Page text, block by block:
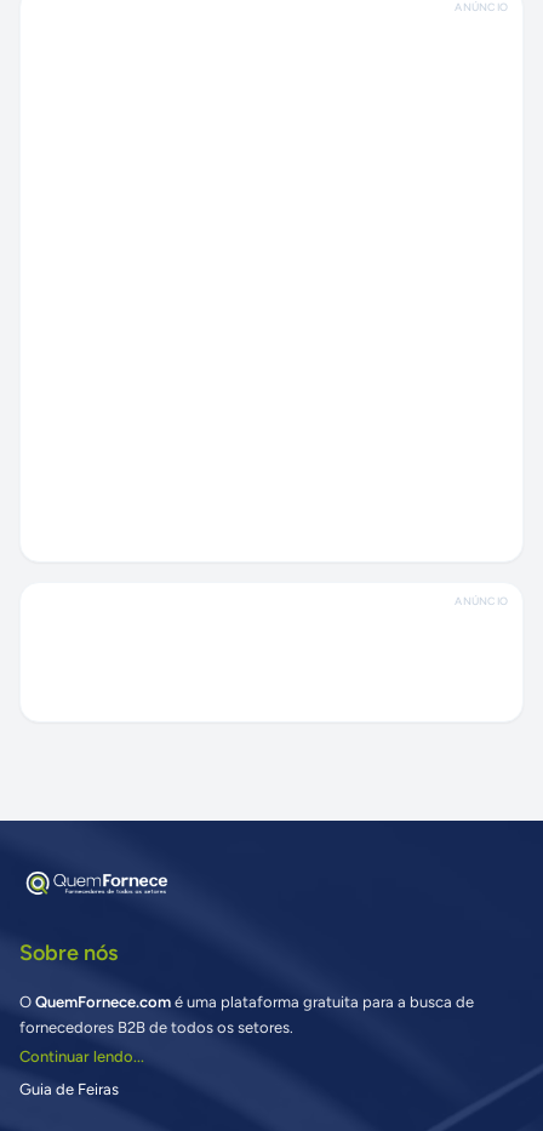
ANÚNCIO
ANÚNCIO
Sobre nós
O QuemFornece.com é uma plataforma gratuita para a busca de
fornecedores B2B de todos os setores.
Continuar lendo...
Guia de Feiras